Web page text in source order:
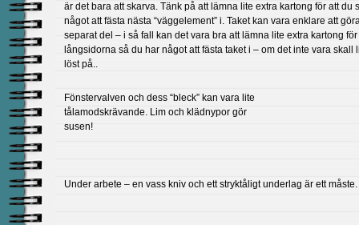
är det bara att skarva. Tänk på att lämna lite extra kartong för att du
något att fästa nästa “väggelement” i. Taket kan vara enklare att
separat del – i så fall kan det vara bra att lämna lite extra kartong för
långsidorna så du har något att fästa taket i – om det inte vara skall
löst på..
Fönstervalven och dess “bleck” kan vara lite
tålamodskrävande. Lim och klädnypor gör
susen!
Under arbete – en vass kniv och ett stryktåligt underlag är ett måste.